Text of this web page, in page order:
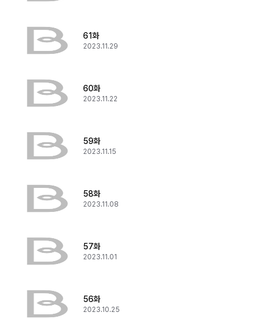
61화
2023.11.29
60화
2023.11.22
59화
2023.11.15
58화
2023.11.08
57화
2023.11.01
56화
2023.10.25